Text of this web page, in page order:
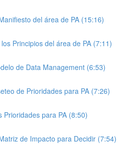
del área de PA (15:16)
Principios del área de PA (7:11)
de Data Management (6:53)
de Prioridades para PA (7:26)
Prioridades para PA (8:50)
de Impacto para Decidir (7:54)